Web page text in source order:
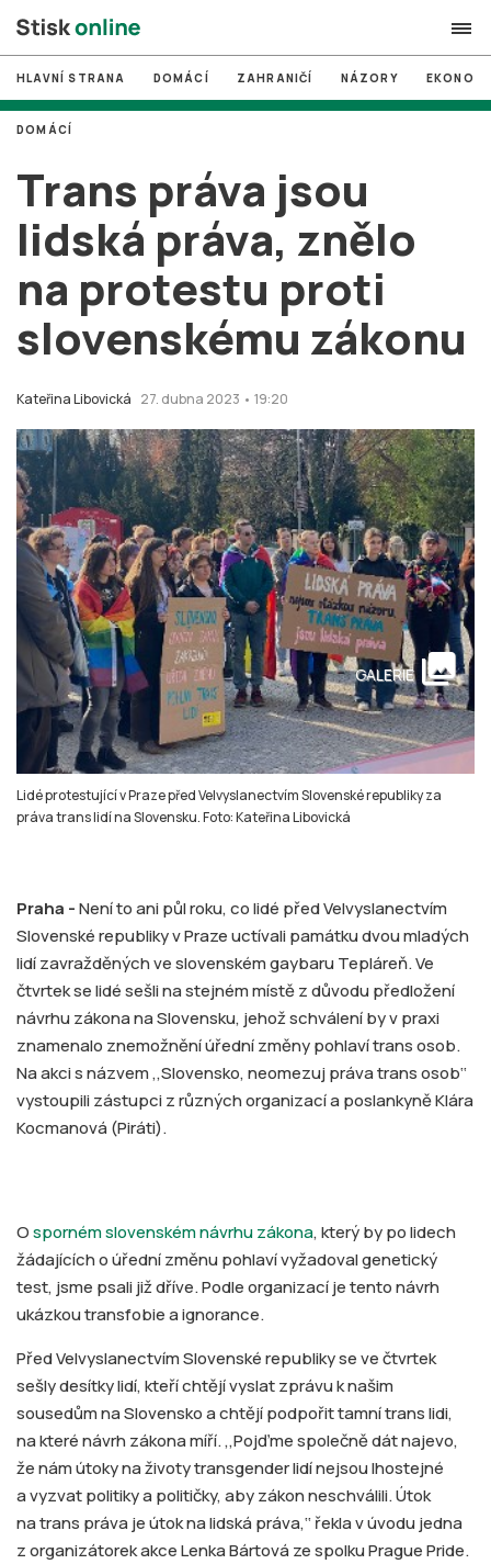
search
# MUNI
# Brno
volby
login PŘIHLÁSIT SE
Zapomněli jste heslo?
HLAVNÍ STRANA DOMÁCÍ ZAHRANIČÍ NÁZORY
Trans práva jsou
lidská práva, znělo
na protestu proti
slovenskému zákonu
Kateřina Libovická 27. dubna 2023 • 19:20
DOMÁCÍ
Lidé protestující v Praze před Velvyslanectvím Slovenské republiky za
práva trans lidí na Slovensku. Foto: Kateřina Libovická
GALERIE collections
Praha -Není to ani půl roku, co lidé před Velvyslanectvím
Slovenské republiky v Praze uctívali památku dvou mladých
lidí zavražděných ve slovenském gaybaru Tepláreň. Ve
čtvrtek se lidé sešli na stejném místě z důvodu předložení
návrhu zákona na Slovensku, jehož schválení by v praxi
znamenalo znemožnění úřední změny pohlaví trans osob.
Na akci s názvem ,,Slovensko, neomezuj práva trans osob‘‘
vystoupili zástupci z různých organizací a poslankyně Klára
Kocmanová (Piráti).
Osporném slovenském návrhu zákona, který by po lidech
žádajících o úřední změnu pohlaví vyžadoval genetický
test, jsme psali již dříve. Podle organizací je tento návrh
ukázkou transfobie a ignorance.
Před Velvyslanectvím Slovenské republiky se ve čtvrtek
sešly desítky lidí, kteří chtějí vyslat zprávu k našim
sousedům na Slovensko a chtějí podpořit tamní trans lidi,
na které návrh zákona míří. ,,Pojďme společně dát najevo,
že nám útoky na životy transgender lidí nejsou lhostejné
a vyzvat politiky a političky, aby zákon neschválili. Útok
na trans práva je útok na lidská práva,‘‘ řekla v úvodu jedna
z organizátorek akce Lenka Bártová ze spolku Prague Pride.